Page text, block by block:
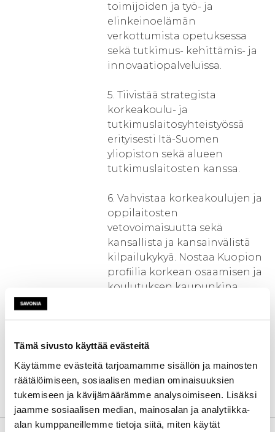
Tämä sivusto käyttää evästeitä
Käytämme evästeitä tarjoamamme sisällön ja mainosten
räätälöimiseen, sosiaalisen median ominaisuuksien
tukemiseen ja kävijämäärämme analysoimiseen. Lisäksi
jaamme sosiaalisen median, mainosalan ja analytiikka-
alan kumppaneillemme tietoja siitä, miten käytät
toimijoiden ja työ- ja
elinkeinoelämän
verkottumista opetuksessa
sekä tutkimus- kehittämis- ja
innovaatiopalveluissa.
5. Tiivistää strategista
korkeakoulu- ja
tutkimuslaitosyhteistyössä
erityisesti Itä-Suomen
yliopiston sekä alueen
tutkimuslaitosten kanssa.
6. Vahvistaa korkeakoulujen ja
oppilaitosten
vetovoimaisuutta sekä
kansallista ja kansainvälistä
kilpailukykyä. Nostaa Kuopion
profiilia korkean osaamisen ja
koulutuksen kaupunkina.
kansainvälisten opiskelijoiden
toiminta saadaan
hyödynnettyä nykyistä
paremmin opiskelijoiden ja
yritysten aktivoimisessa.